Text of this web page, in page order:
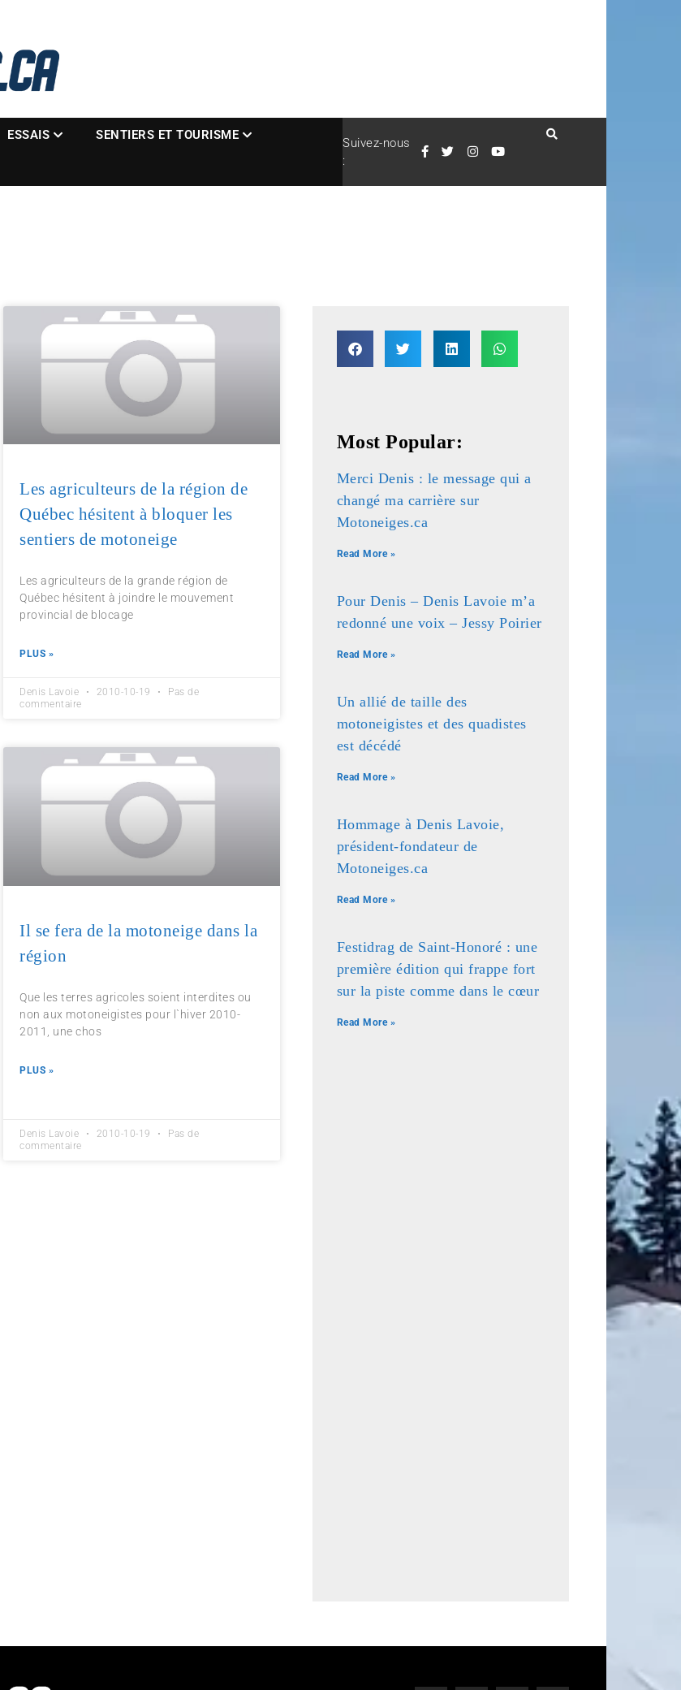
ESSAIS SENTIERS ET TOURISME
Suivez-nous
:
Les agriculteurs de la région de
Québec hésitent à bloquer les
sentiers de motoneige
Les agriculteurs de la grande région de
Québec hésitent à joindre le mouvement
provincial de blocage
PLUS »
Denis Lavoie 2010-10-19
Pas de
commentaire
Il se fera de la motoneige dans la
région
Que les terres agricoles soient interdites ou
non aux motoneigistes pour l`hiver 2010-
2011, une chos
PLUS »
Denis Lavoie 2010-10-19
Pas de
commentaire
Most Popular:
Merci Denis : le message qui a
changé ma carrière sur
Motoneiges.ca
Read More »
Pour Denis – Denis Lavoie m’a
redonné une voix – Jessy Poirier
Read More »
Un allié de taille des
motoneigistes et des quadistes
est décédé
Read More »
Hommage à Denis Lavoie,
président-fondateur de
Motoneiges.ca
Read More »
Festidrag de Saint-Honoré : une
première édition qui frappe fort
sur la piste comme dans le cœur
Read More »